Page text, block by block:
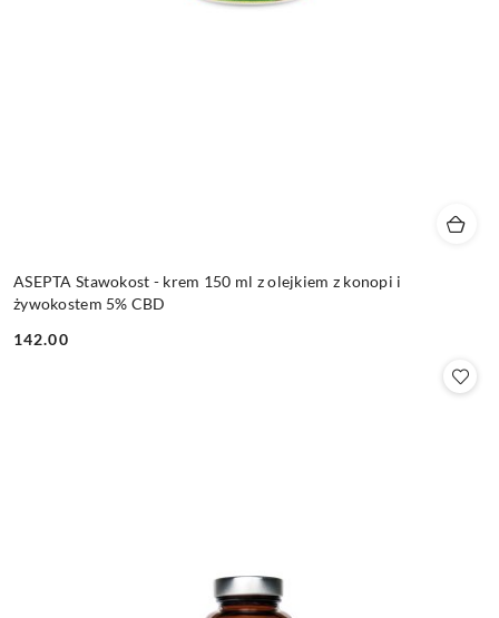
ASEPTA Stawokost - krem 150 ml z olejkiem z konopi i
żywokostem 5% CBD
Cena:
142.00